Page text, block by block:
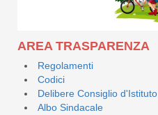
AREA TRASPARENZA
Regolamenti
Codici
Delibere Consiglio d'Istituto
Albo Sindacale